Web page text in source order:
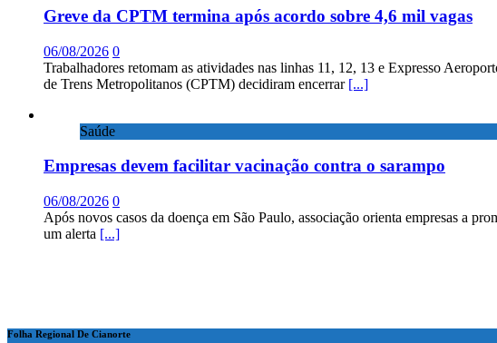
Greve da CPTM termina após acordo sobre 4,6 mil vagas
06/08/2026 0
Trabalhadores retomam as atividades nas linhas 11, 12, 13 e Expresso
de Trens Metropolitanos (CPTM) decidiram encerrar [...]
Saúde
Empresas devem facilitar vacinação contra o sarampo
06/08/2026 0
Após novos casos da doença em São Paulo, associação orienta empresas a
um alerta [...]
Folha Regional De Cianorte